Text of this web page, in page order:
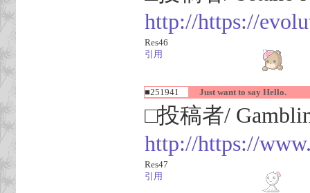
http://https://
Res46
引用
■251941 Just want to say Hello.
□投稿者/
http://https://
Res47
引用